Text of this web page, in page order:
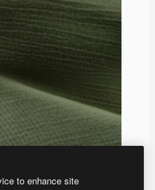
to enhance site